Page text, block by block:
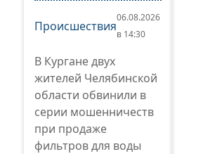
Происшествия
06.08.2026
в 14:30
В Кургане двух
жителей Челябинской
области обвинили в
серии мошенничеств
при продаже
фильтров для воды